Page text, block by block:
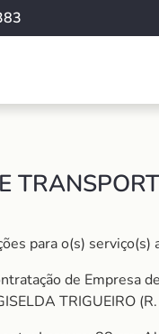
para o(s) serviço(s)
de Empresa
TRIGUEIRO